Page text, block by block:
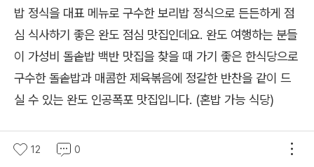
밥 정식을 대표 메뉴로 구수한 보리밥 정식으로 든든하게 점
심 식사하기 좋은 완도 점심 맛집인데요. 완도 여행하는 분들
이 가성비 돌솥밥 백반 맛집을 찾을 때 가기 좋은 한식당으로
구수한 돌솥밥과 매콤한 제육볶음에 정갈한 반찬을 같이 드
실 수 있는 완도 인공폭포 맛집입니다. (혼밥 가능 식당)
메뉴 소개
12 0